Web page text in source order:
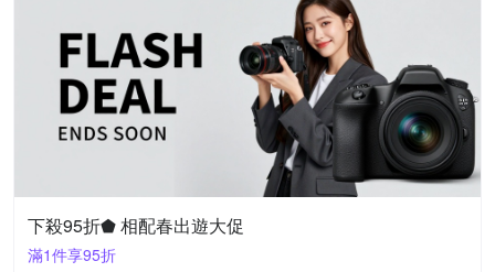
下殺95折⬟ 相配春出遊大促
滿1件享95折